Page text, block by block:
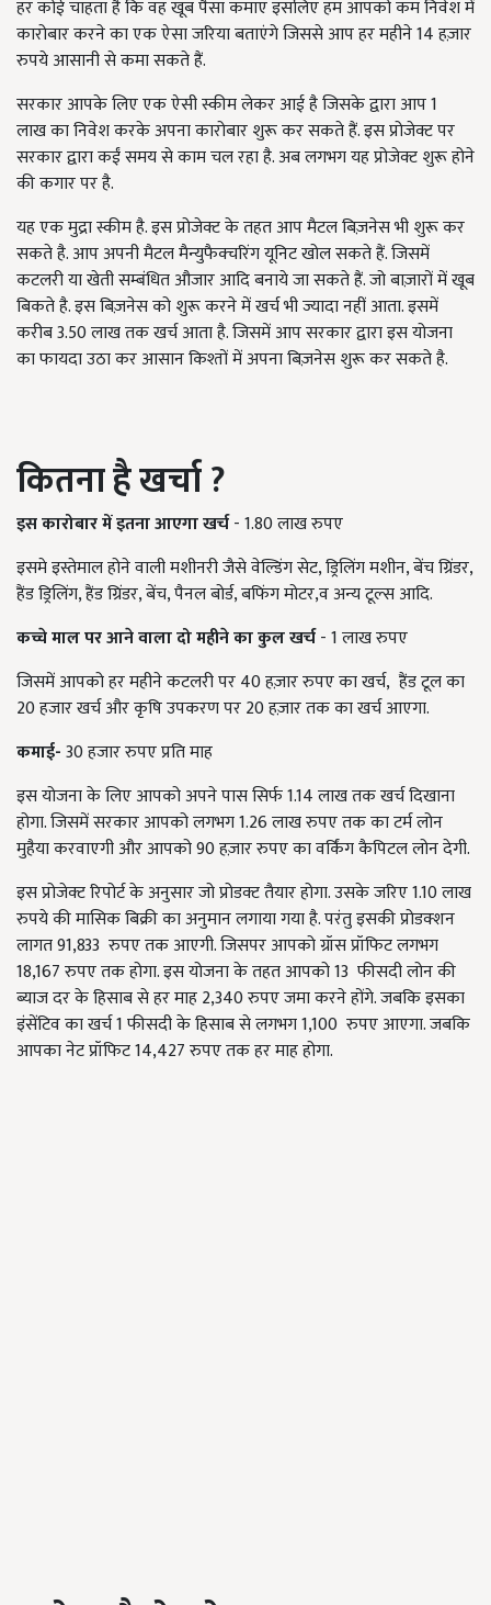
हर कोई चाहता है कि वह खूब पैसा कमाए इसलिए हम आपको कम निवेश में
कारोबार करने का एक ऐसा जरिया बताएंगे जिससे आप हर महीने 14 हज़ार
रुपये आसानी से कमा सकते हैं.
सरकार आपके लिए एक ऐसी स्कीम लेकर आई है जिसके द्वारा आप 1
लाख का निवेश करके अपना कारोबार शुरू कर सकते हैं. इस प्रोजेक्ट पर
सरकार द्वारा कईं समय से काम चल रहा है. अब लगभग यह प्रोजेक्ट शुरू होने
की कगार पर है.
यह एक मुद्रा स्कीम है. इस प्रोजेक्ट के तहत आप मैटल बिज़नेस भी शुरू कर
सकते है. आप अपनी मैटल मैन्युफैक्चरिंग यूनिट खोल सकते हैं. जिसमें
कटलरी या खेती सम्बंधित औजार आदि बनाये जा सकते हैं. जो बाज़ारों में खूब
बिकते है. इस बिज़नेस को शुरू करने में खर्च भी ज्यादा नहीं आता. इसमें
करीब 3.50 लाख तक खर्च आता है. जिसमें आप सरकार द्वारा इस योजना
का फायदा उठा कर आसान किश्तों में अपना बिज़नेस शुरू कर सकते है.
कितना है खर्चा?
इस कारोबार में इतना आएगा खर्च- 1.80 लाख रुपए
इसमे इस्तेमाल होने वाली मशीनरी जैसे वेल्डिंग सेट, ड्रिलिंग मशीन, बेंच ग्रिंडर,
हैंड ड्रिलिंग, हैंड ग्रिंडर, बेंच, पैनल बोर्ड, बफिंग मोटर,व अन्य टूल्स आदि.
कच्चे माल पर आने वाला दो महीने का कुल खर्च- 1 लाख रुपए
जिसमें आपको हर महीने कटलरी पर 40 हज़ार रुपए का खर्च, हैंड टूल का
20 हजार खर्च और कृषि उपकरण पर 20 हज़ार तक का खर्च आएगा.
कमाई-30 हजार रुपए प्रति माह
इस योजना के लिए आपको अपने पास सिर्फ 1.14 लाख तक खर्च दिखाना
होगा. जिसमें सरकार आपको लगभग 1.26 लाख रुपए तक का टर्म लोन
मुहैया करवाएगी और आपको 90 हज़ार रुपए का वर्किंग कैपिटल लोन देगी.
इस प्रोजेक्ट रिपोर्ट के अनुसार जो प्रोडक्ट तैयार होगा. उसके जरिए 1.10 लाख
रुपये की मासिक बिक्री का अनुमान लगाया गया है. परंतु इसकी प्रोडक्शन
लागत 91,833 रुपए तक आएगी. जिसपर आपको ग्रॉस प्रॉफिट लगभग
18,167 रुपए तक होगा. इस योजना के तहत आपको 13 फीसदी लोन की
ब्याज दर के हिसाब से हर माह 2,340 रुपए जमा करने होंगे. जबकि इसका
इंसेंटिव का खर्च 1 फीसदी के हिसाब से लगभग 1,100 रुपए आएगा. जबकि
आपका नेट प्रॉफिट 14,427 रुपए तक हर माह होगा.